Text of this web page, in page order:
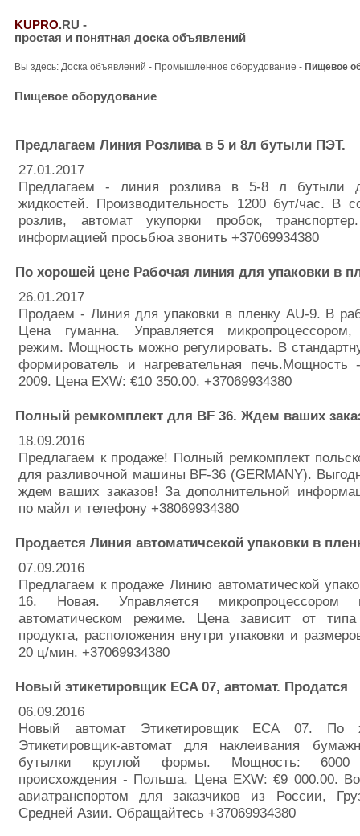
KUPRO.RU -
простая и понятная доска объявлений
Вы здесь: Доска объявлений - Промышленное оборудование - Пищевое
Пищевое оборудование
Предлагаем Линия Розлива в 5 и 8л бутыли ПЭТ.
27.01.2017
Предлагаем - линия розлива в 5-8 л бутыли
жидкостей. Производительность 1200 бут/час. В
розлив, автомат укупорки пробок,
информацией просьбюа звонить +37069934380
По хорошей цене Рабочая линия для упаковки в
26.01.2017
Продаем - Линия для упаковки в пленку AU-9. В
Цена гуманна. Управляется микропроцессором,
режим. Мощность можно регулировать. В
формирователь и нагревательная
2009. Цена EXW: €10 350.00. +37069934380
Полный ремкомплект для BF 36. Ждем ваших
18.09.2016
Предлагаем к продаже! Полный ремкомплект
для разливочной машины BF-36 (GERMANY).
ждем ваших заказов! За дополнительной
по майл и телефону +38069934380
Продается Линия автоматичсекой упаковки в
07.09.2016
Предлагаем к продаже Линию автоматической
16. Новая. Управляется
автоматическом режиме. Цена зависит от типа
продукта, расположения внутри упаковки и
20 ц/мин. +37069934380
Новый этикетировщик ECA 07, автомат. Продатся
06.09.2016
Новый автомат Этикетировщик ЕСA 07. По
Этикетировщик-автомат для наклеивания
бутылки круглой формы. Мощность:
происхождения - Польша. Цена EXW: €9 000.00.
авиатранспортом для заказчиков из России,
Средней Азии. Обращайтесь +37069934380